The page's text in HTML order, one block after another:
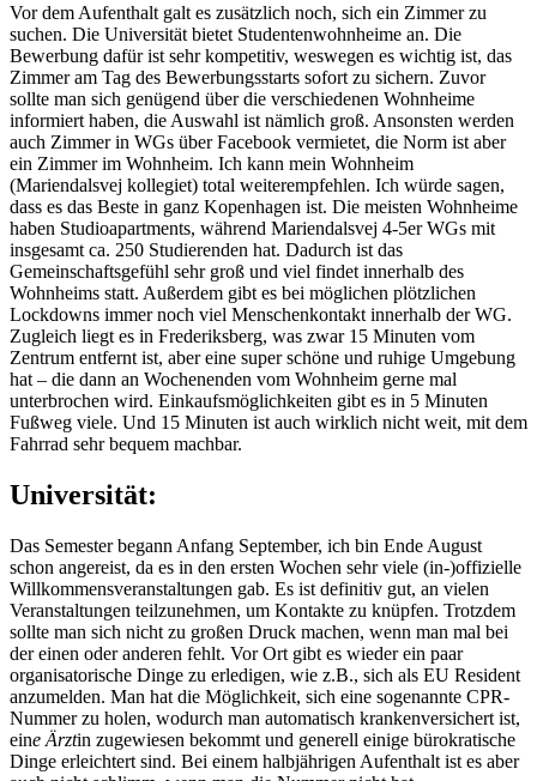
Vor dem Aufenthalt galt es zusätzlich noch, sich ein Zimmer zu
suchen. Die Universität bietet Studentenwohnheime an. Die
Bewerbung dafür ist sehr kompetitiv, weswegen es wichtig ist, das
Zimmer am Tag des Bewerbungsstarts sofort zu sichern. Zuvor
sollte man sich genügend über die verschiedenen Wohnheime
informiert haben, die Auswahl ist nämlich groß. Ansonsten werden
auch Zimmer in WGs über Facebook vermietet, die Norm ist aber
ein Zimmer im Wohnheim. Ich kann mein Wohnheim
(Mariendalsvej kollegiet) total weiterempfehlen. Ich würde sagen,
dass es das Beste in ganz Kopenhagen ist. Die meisten Wohnheime
haben Studioapartments, während Mariendalsvej 4-5er WGs mit
insgesamt ca. 250 Studierenden hat. Dadurch ist das
Gemeinschaftsgefühl sehr groß und viel findet innerhalb des
Wohnheims statt. Außerdem gibt es bei möglichen plötzlichen
Lockdowns immer noch viel Menschenkontakt innerhalb der WG.
Zugleich liegt es in Frederiksberg, was zwar 15 Minuten vom
Zentrum entfernt ist, aber eine super schöne und ruhige Umgebung
hat – die dann an Wochenenden vom Wohnheim gerne mal
unterbrochen wird. Einkaufsmöglichkeiten gibt es in 5 Minuten
Fußweg viele. Und 15 Minuten ist auch wirklich nicht weit, mit dem
Fahrrad sehr bequem machbar.
Universität:
Das Semester begann Anfang September, ich bin Ende August
schon angereist, da es in den ersten Wochen sehr viele (in-)offizielle
Willkommensveranstaltungen gab. Es ist definitiv gut, an vielen
Veranstaltungen teilzunehmen, um Kontakte zu knüpfen. Trotzdem
sollte man sich nicht zu großen Druck machen, wenn man mal bei
der einen oder anderen fehlt. Vor Ort gibt es wieder ein paar
organisatorische Dinge zu erledigen, wie z.B., sich als EU Resident
anzumelden. Man hat die Möglichkeit, sich eine sogenannte CPR-
Nummer zu holen, wodurch man automatisch krankenversichert ist,
eine Ärztin zugewiesen bekommt und generell einige bürokratische
Dinge erleichtert sind. Bei einem halbjährigen Aufenthalt ist es aber